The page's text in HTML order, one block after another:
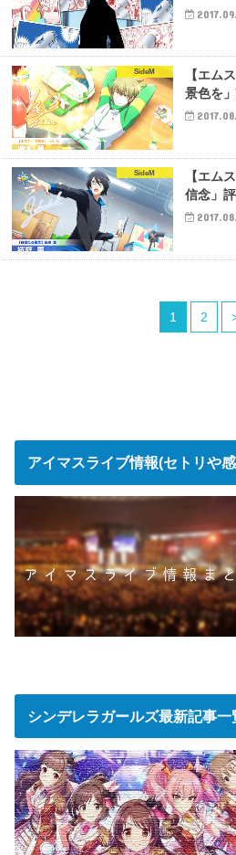
SideM
【エム
景色を
SideM
【エム
信念」
1 2
アイマスライブ情報(セトリや
シンデレラガールズ最新記事一